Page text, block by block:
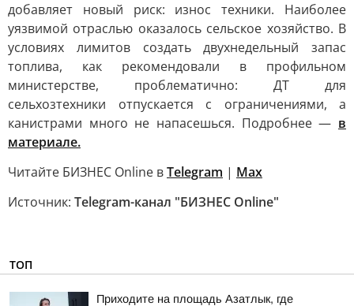
добавляет новый риск: износ техники. Наиболее
уязвимой отраслью оказалось сельское хозяйство. В
условиях лимитов создать двухнедельный запас
топлива, как рекомендовали в профильном
министерстве, проблематично: ДТ для
сельхозтехники отпускается с ограничениями, а
канистрами много не напасешься. Подробнее — в
материале.
Читайте БИЗНЕС Online вTelegram | Max
Источник: Telegram-канал "БИЗНЕС Online"
ТОП
Приходите на площадь Азатлык, где